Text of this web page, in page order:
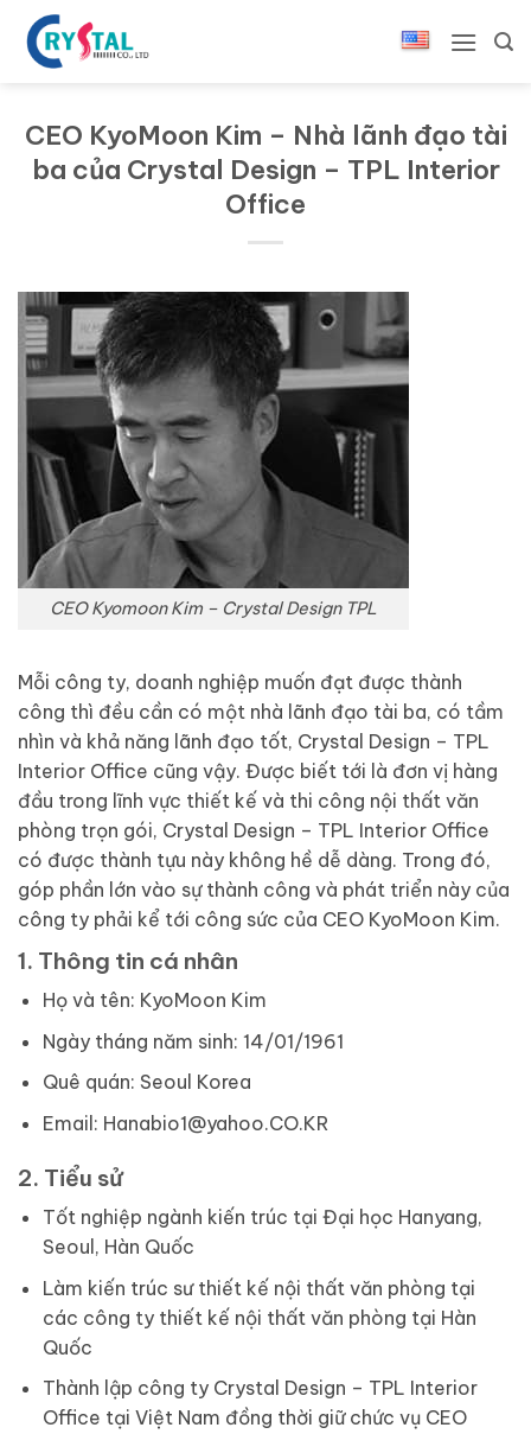
qua
CEO KyoMoon Kim – Nhà lãnh đạo tài
ba của Crystal Design – TPL Interior
Office
CEO Kyomoon Kim – Crystal Design TPL
Mỗi công ty, doanh nghiệp muốn đạt được thành
công thì đều cần có một nhà lãnh đạo tài ba, có tầm
nhìn và khả năng lãnh đạo tốt, Crystal Design – TPL
Interior Office cũng vậy. Được biết tới là đơn vị hàng
đầu trong lĩnh vực thiết kế và thi công nội thất văn
phòng trọn gói, Crystal Design – TPL Interior Office
có được thành tựu này không hề dễ dàng. Trong đó,
góp phần lớn vào sự thành công và phát triển này của
công ty phải kể tới công sức của CEO KyoMoon Kim.
1. Thông tin cá nhân
Họ và tên: KyoMoon Kim
Ngày tháng năm sinh: 14/01/1961
Quê quán: Seoul Korea
Email: Hanabio1@yahoo.CO.KR
2. Tiểu sử
Tốt nghiệp ngành kiến trúc tại Đại học Hanyang,
Seoul, Hàn Quốc
Làm kiến trúc sư thiết kế nội thất văn phòng tại
các công ty thiết kế nội thất văn phòng tại Hàn
Quốc
Thành lập công ty Crystal Design – TPL Interior
Office tại Việt Nam đồng thời giữ chức vụ CEO